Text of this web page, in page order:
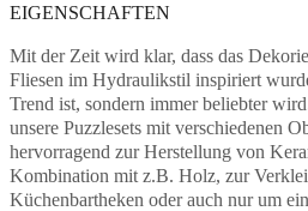
EIGENSCHAFTEN
Mit der Zeit wird klar, dass das
Fliesen im Hydraulikstil inspiriert
Trend ist, sondern immer beliebter
unsere Puzzlesets mit verschiedenen
hervorragend zur Herstellung von
Kombination mit z.B. Holz, zur
Küchenbartheken oder auch nur um